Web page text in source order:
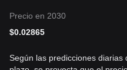
Precio en 2030
$0.02865
Según las predicciones diarias